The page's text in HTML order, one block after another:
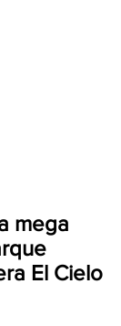
El Cielo